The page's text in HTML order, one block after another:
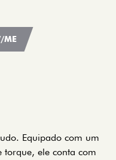
ME
Equipado com um
torque, ele conta com